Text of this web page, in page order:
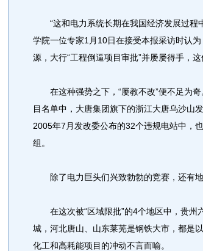
“这和电力系统长期在我国经济发展过程
学院一位专家1月10日在接受本报采访时认
源，大行“工程倒逼项目审批”并屡屡得手，
在这种强势之下，“屡教不改”便不足为奇
目名单中，大唐集团旗下的浙江大唐乌沙山
2005年7月发改委公布的32个违规电站中，
组。
除了电力巨头们兴致勃勃的竞赛，还有地
在这次被“区域限批”的4个地区中，贵州
城，河北唐山、山东莱芜是钢铁大市，都是
化工和高耗能项目的冲动不言而喻。